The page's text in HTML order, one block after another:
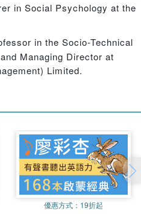
a source of irrationality and
mass emergencies. By
their social context – their
relationships with other
this volume restores
behaviour. Together, the
demonstrate the
enhance the positive
and to improve design,
crowd events.
as a special issue of
in Social Psychology at the
in the Socio-Technical
Managing Director at
Limited.
優惠方式： 19折起